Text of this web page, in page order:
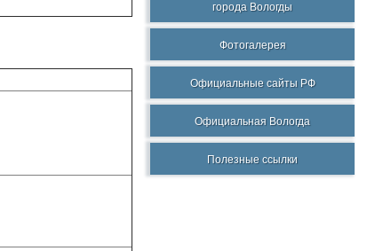
города Вологды
Фотогалерея
Официальные сайты РФ
Официальная Вологда
Полезные ссылки